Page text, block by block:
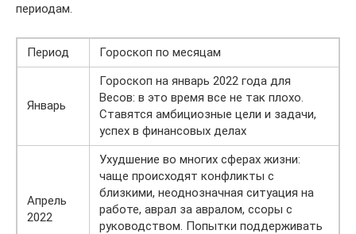
периодам.
Период Гороскоп по месяцам
Январь
Гороскоп на январь 2022 года для
Весов: в это время все не так плохо.
Ставятся амбициозные цели и задачи,
успех в финансовых делах
Апрель
2022
Ухудшение во многих сферах жизни:
чаще происходят конфликты с
близкими, неоднозначная ситуация на
работе, аврал за авралом, ссоры с
руководством. Попытки поддерживать